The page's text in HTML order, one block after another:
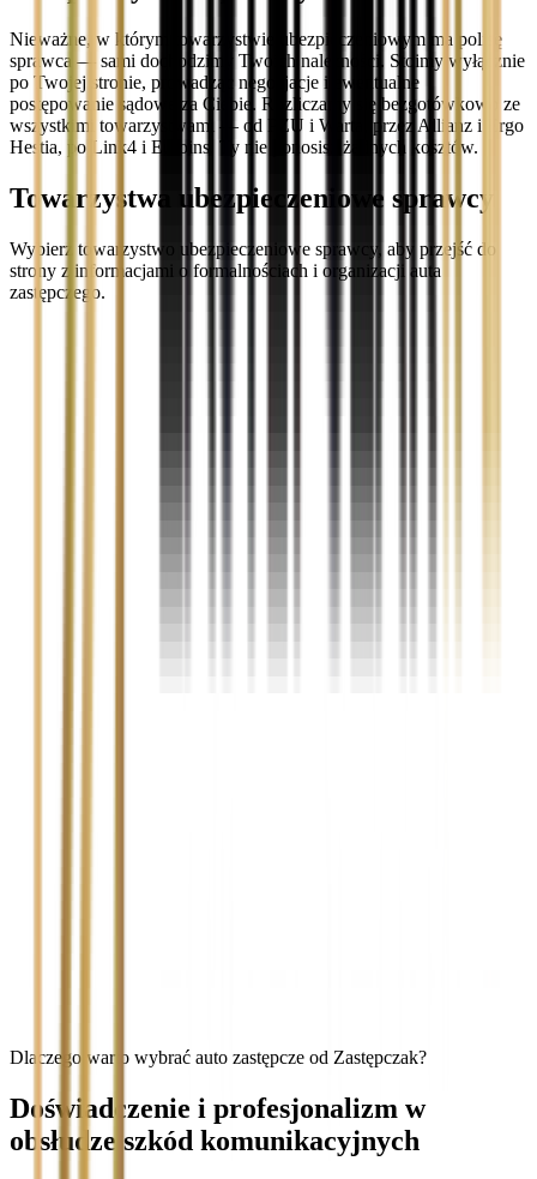
Nieważne, w którym towarzystwie ubezpieczeniowym ma polisę
sprawca — sami dochodzimy Twoich należności. Stoimy wyłącznie
po Twojej stronie, prowadząc negocjacje i ewentualne
postępowanie sądowe za Ciebie. Rozliczamy się bezgotówkowo ze
wszystkimi towarzystwami — od PZU i Warta, przez Allianz i Ergo
Hestia, po Link4 i Euroins. Ty nie ponosisz żadnych kosztów.
Towarzystwa ubezpieczeniowe sprawcy
Wybierz towarzystwo ubezpieczeniowe sprawcy, aby przejść do
strony z informacjami o formalnościach i organizacji auta
zastępczego.
Dlaczego warto wybrać auto zastępcze od Zastępczak?
Doświadczenie i profesjonalizm w
obsłudze szkód komunikacyjnych